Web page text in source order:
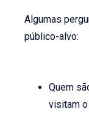
Algumas
público-alvo:
Quem
visitam